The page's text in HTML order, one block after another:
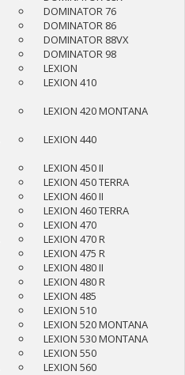
DOMINATOR 76
DOMINATOR 86
DOMINATOR 88VX
DOMINATOR 98
LEXION
LEXION 410
LEXION 420 MONTANA
LEXION 440
LEXION 450 II
LEXION 450 TERRA
LEXION 460 II
LEXION 460 TERRA
LEXION 470
LEXION 470 R
LEXION 475 R
LEXION 480 II
LEXION 480 R
LEXION 485
LEXION 510
LEXION 520 MONTANA
LEXION 530 MONTANA
LEXION 550
LEXION 560